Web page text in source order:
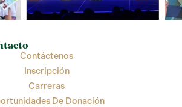
Contáctenos
Inscripción
Carreras
De Donación